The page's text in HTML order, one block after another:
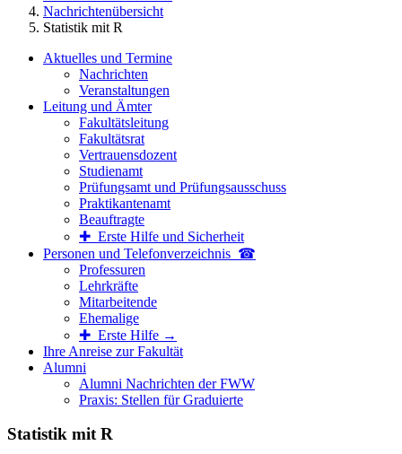
Nachrichtenübersicht
Statistik mit R
Aktuelles und Termine
Nachrichten
Veranstaltungen
Leitung und Ämter
Fakultätsleitung
Fakultätsrat
Vertrauensdozent
Studienamt
Prüfungsamt und Prüfungsausschuss
Praktikantenamt
Beauftragte
✚ Erste Hilfe und Sicherheit
Personen und Telefon­verzeichnis ☎
Professuren
Lehrkräfte
Mitarbeitende
Ehemalige
✚ Erste Hilfe →
Ihre Anreise zur Fakultät
Alumni
Alumni Nachrichten der FWW
Praxis: Stellen für Graduierte
Statistik mit R